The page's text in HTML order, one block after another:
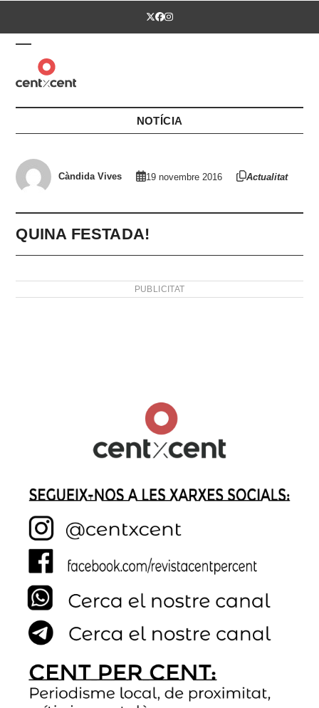
Twitter
Facebook
Instagram
Open
mobile
menu
Close
mobile
menu
NOTÍCIA
Càndida Vives 19 novembre 2016 Actualitat
QUINA FESTADA!
PUBLICITAT